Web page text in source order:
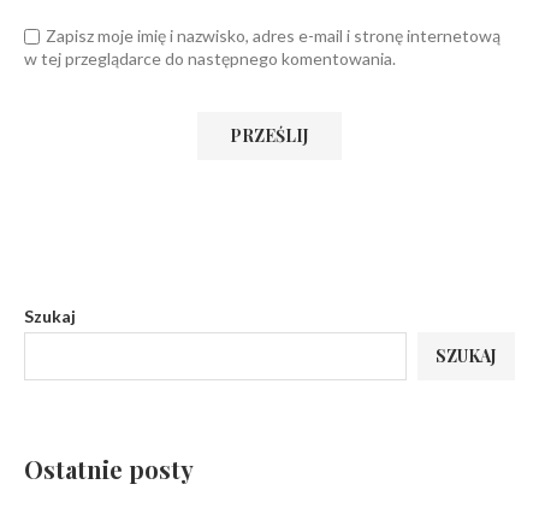
Zapisz moje imię i nazwisko, adres e-mail i stronę internetową
w tej przeglądarce do następnego komentowania.
Szukaj
SZUKAJ
Ostatnie posty